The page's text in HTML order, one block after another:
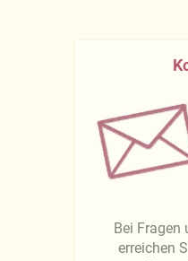
Bei Fragen
erreichen